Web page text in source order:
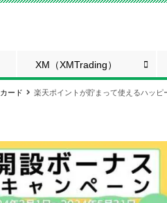
XM（XMTrading）
ード 楽天ポイントが貯まって使えるハッピ